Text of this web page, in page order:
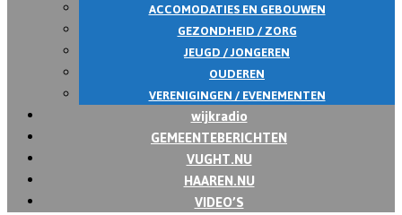
ACCOMODATIES EN GEBOUWEN
GEZONDHEID / ZORG
JEUGD / JONGEREN
OUDEREN
VERENIGINGEN / EVENEMENTEN
wijkradio
GEMEENTEBERICHTEN
VUGHT.NU
HAAREN.NU
VIDEO’S